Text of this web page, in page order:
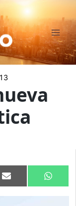
Compartir
en
Email
en